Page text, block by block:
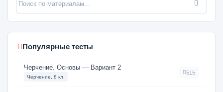
Популярные тесты
Черчение. Основы — Вариант 2
Черчение, 8 кл.
515